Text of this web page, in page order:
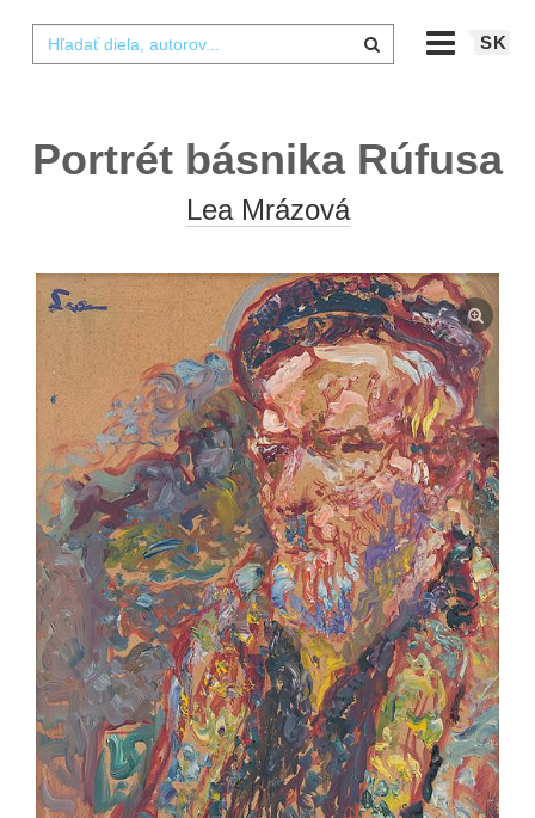
SK
Portrét básnika Rúfusa
Lea Mrázová